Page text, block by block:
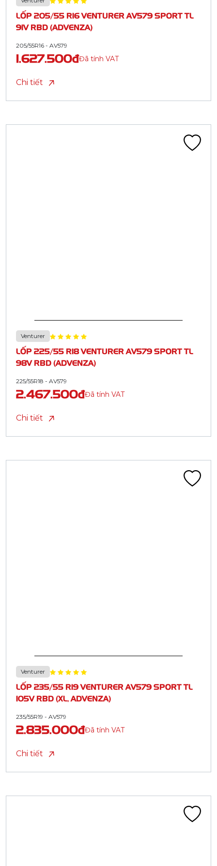
LỐP 205/55 R16 VENTURER AV579 SPORT TL
91V RBD (ADVENZA)
205/55R16 - AV579
1.627.500đĐã tính VAT
Chi tiết
Venturer
LỐP 225/55 R18 VENTURER AV579 SPORT TL
98V RBD (ADVENZA)
225/55R18 - AV579
2.467.500đĐã tính VAT
Chi tiết
Venturer
LỐP 235/55 R19 VENTURER AV579 SPORT TL
105V RBD (XL, ADVENZA)
235/55R19 - AV579
2.835.000đĐã tính VAT
Chi tiết